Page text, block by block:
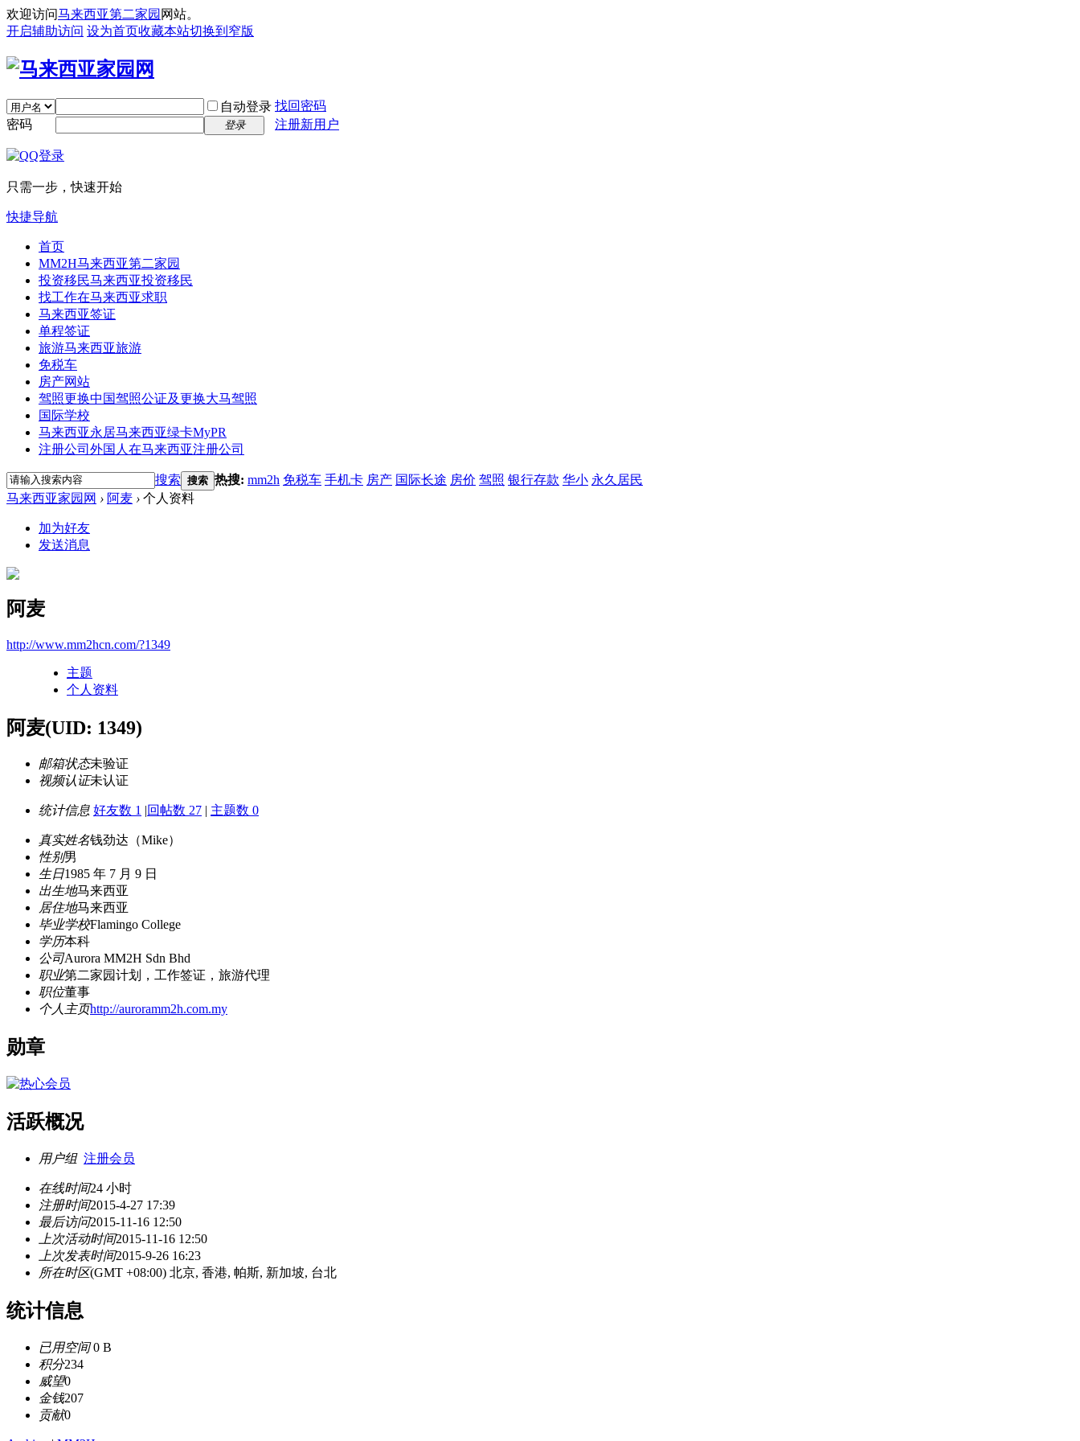
欢迎访问马来西亚第二家园 网站。
开启辅助访问 设为首页收藏本站切换到窄版
自动登录 找回密码
密码
登录 注册新用户
只需一步，快速开始
快捷导航
首页
MM2H马来西亚第二家园
投资移民马来西亚投资移民
找工作在马来西亚求职
马来西亚签证
单程签证
旅游马来西亚旅游
免税车
房产网站
驾照更换中国驾照公证及更换大马驾照
国际学校
马来西亚永居马来西亚绿卡MyPR
注册公司 外国人在马来西亚注册公司
搜索 搜索 热搜: mm2h 免税车 手机卡 房产 国际长途 房价 驾照 银行存款 华小 永久居民
马来西亚家园网 › 阿麦 › 个人资料
加为好友
发送消息
阿麦
http://www.mm2hcn.com/?1349
主题
个人资料
阿麦(UID: 1349)
邮箱状态未验证
视频认证未认证
统计信息 好友数 1 |回帖数 27 | 主题数 0
真实姓名钱劲达（Mike）
性别男
生日1985 年 7 月 9 日
出生地马来西亚
居住地马来西亚
毕业学校Flamingo College
学历本科
公司Aurora MM2H Sdn Bhd
职业第二家园计划，工作签证，旅游代理
职位董事
个人主页http://auroramm2h.com.my
勋章
活跃概况
用户组 注册会员
在线时间24 小时
注册时间2015-4-27 17:39
最后访问2015-11-16 12:50
上次活动时间2015-11-16 12:50
上次发表时间2015-9-26 16:23
所在时区(GMT +08:00) 北京, 香港, 帕斯, 新加坡, 台北
统计信息
已用空间0 B
积分234
威望0
金钱207
贡献0